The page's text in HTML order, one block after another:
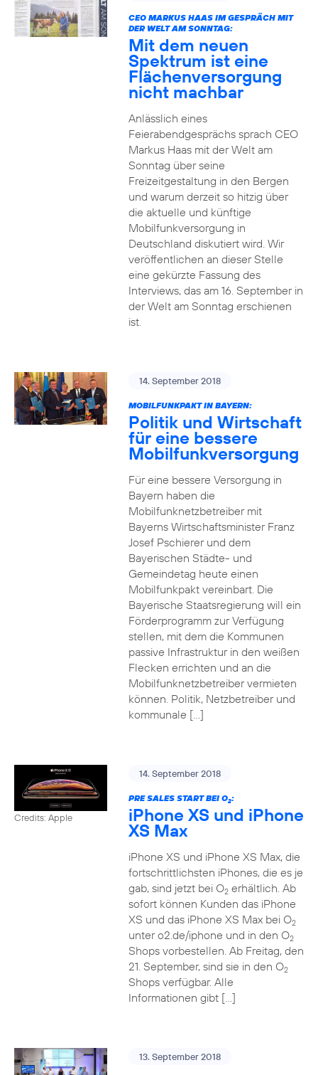
CEO MARKUS HAAS IM GESPRÄCH MIT
DER WELT AM SONNTAG:
Mit dem neuen
Spektrum ist eine
Flächenversorgung
nicht machbar
Anlässlich eines
Feierabendgesprächs sprach CEO
Markus Haas mit der Welt am
Sonntag über seine
Freizeitgestaltung in den Bergen
und warum derzeit so hitzig über
die aktuelle und künftige
Mobilfunkversorgung in
Deutschland diskutiert wird. Wir
veröffentlichen an dieser Stelle
eine gekürzte Fassung des
Interviews, das am 16. September in
der Welt am Sonntag erschienen
ist.
14. September 2018
MOBILFUNKPAKT IN BAYERN:
Politik und Wirtschaft
für eine bessere
Mobilfunkversorgung
Für eine bessere Versorgung in
Bayern haben die
Mobilfunknetzbetreiber mit
Bayerns Wirtschaftsminister Franz
Josef Pschierer und dem
Bayerischen Städte- und
Gemeindetag heute einen
Mobilfunkpakt vereinbart. Die
Bayerische Staatsregierung will ein
Förderprogramm zur Verfügung
stellen, mit dem die Kommunen
passive Infrastruktur in den weißen
Flecken errichten und an die
Mobilfunknetzbetreiber vermieten
können. Politik, Netzbetreiber und
kommunale […]
Credits: Apple
14. September 2018
PRE SALES START BEI O2:
iPhone XS und iPhone
XS Max
iPhone XS und iPhone XS Max, die
fortschrittlichsten iPhones, die es je
gab, sind jetzt bei O2erhältlich. Ab
sofort können Kunden das iPhone
XS und das iPhone XS Max bei O2
unter o2.de/iphone und in den O2
Shops vorbestellen. Ab Freitag, den
21. September, sind sie in den O2
Shops verfügbar. Alle
Informationen gibt […]
13. September 2018